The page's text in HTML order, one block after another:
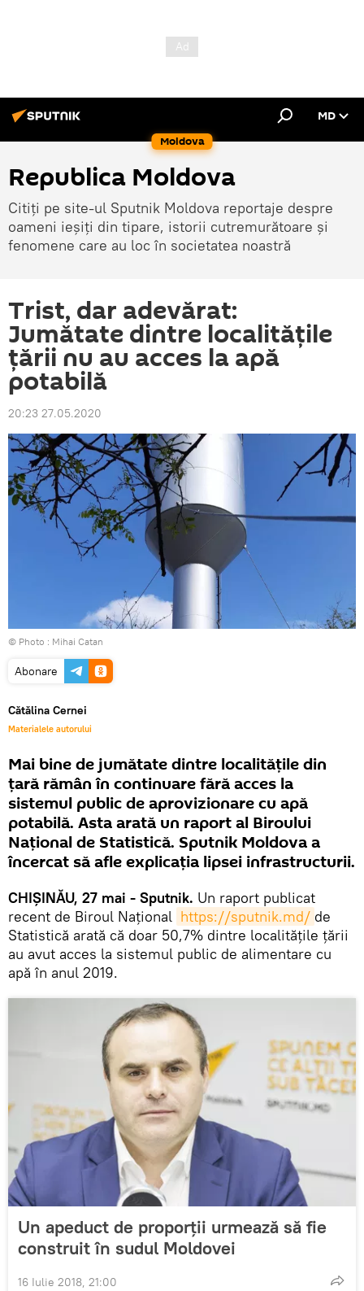
Moldova
MD
Republica Moldova
Citiți pe site-ul Sputnik Moldova reportaje despre
oameni ieșiți din tipare, istorii cutremurătoare și
fenomene care au loc în societatea noastră
Trist, dar adevărat:
Jumătate dintre localitățile
țării nu au acces la apă
potabilă
20:23 27.05.2020
© Photo : Mihai Catan
Abonare
Cătălina Cernei
Materialele autorului
Mai bine de jumătate dintre localitățile din
țară rămân în continuare fără acces la
sistemul public de aprovizionare cu apă
potabilă. Asta arată un raport al Biroului
Național de Statistică. Sputnik Moldova a
încercat să afle explicația lipsei infrastructurii.
CHIȘINĂU, 27 mai - Sputnik. Un raport publicat
recent de Biroul Național https://sputnik.md/ de
Statistică arată că doar 50,7% dintre localităţile ţării
au avut acces la sistemul public de alimentare cu
apă în anul 2019.
Un apeduct de proporții urmează să fie
construit în sudul Moldovei
16 Iulie 2018, 21:00